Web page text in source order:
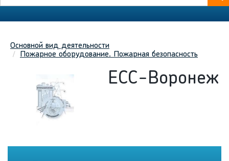
Основной вид деятельности
Пожарное оборудование. Пожарная безопасность
ЕСС-Воронеж